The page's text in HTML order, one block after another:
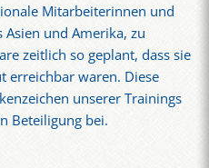
Mitarbeiterinnen und
und Amerika, zu
zeitlich so geplant, dass sie
erreichbar waren. Diese
unserer Trainings
Beteiligung bei.